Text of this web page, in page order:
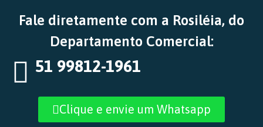
Fale diretamente com a Rosiléia, do
Departamento Comercial:
51 99812-1961
Clique e envie um Whatsapp